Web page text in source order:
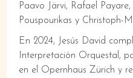
Paavo Järvi, Rafael
Pouspourikas y Christoph-
En 2024, Jesús David
Interpretación Orquestal,
en el Opernhaus Zürich y